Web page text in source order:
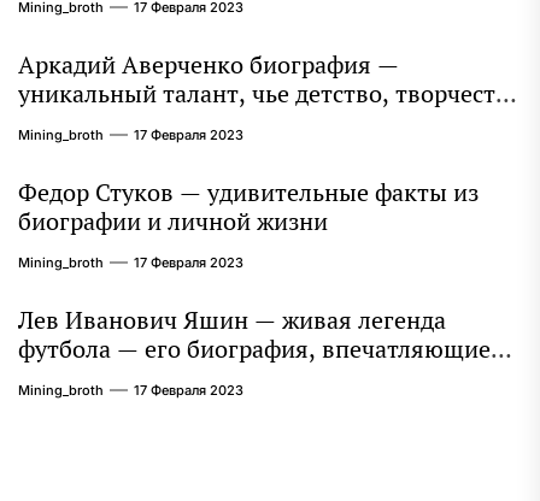
Mining_broth 17 Февраля 2023
Аркадий Аверченко биография —
уникальный талант, чье детство, творчество
и литературное наследие продолжают
восхищать миллионы
Mining_broth 17 Февраля 2023
Федор Стуков — удивительные факты из
биографии и личной жизни
Mining_broth 17 Февраля 2023
Лев Иванович Яшин — живая легенда
футбола — его биография, впечатляющие
достижения и интересная личная жизнь
Mining_broth 17 Февраля 2023